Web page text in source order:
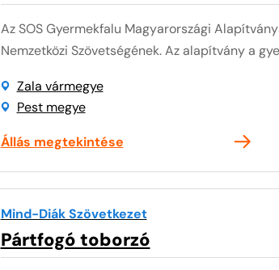
Az SOS Gyermekfalu Magyarországi
Nemzetközi Szövetségének. Az alapítvány a
Zala vármegye
Pest megye
Állás megtekintése
Mind-Diák Szövetkezet
Pártfogó toborzó